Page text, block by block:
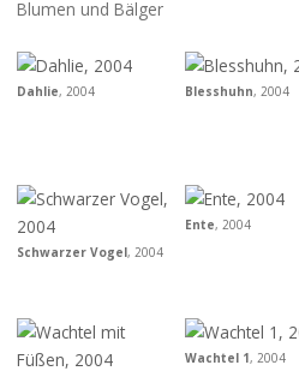
Blumen und Bälger
Dahlie, 2004 Blesshuhn, 2004
Schwarzer Vogel, 2004
Ente, 2004
Wachtel 1, 2004